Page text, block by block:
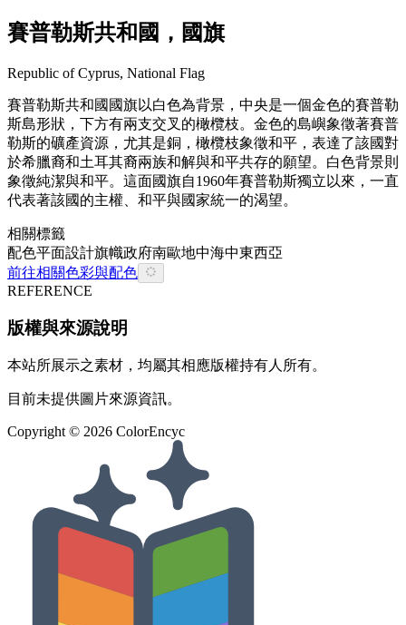
賽普勒斯共和國，國旗
Republic of Cyprus, National Flag
賽普勒斯共和國國旗以白色為背景，中央是一個金色的賽普勒
斯島形狀，下方有兩支交叉的橄欖枝。金色的島嶼象徵著賽普
勒斯的礦產資源，尤其是銅，橄欖枝象徵和平，表達了該國對
於希臘裔和土耳其裔兩族和解與和平共存的願望。白色背景則
象徵純潔與和平。這面國旗自1960年賽普勒斯獨立以來，一直
代表著該國的主權、和平與國家統一的渴望。
相關標籤
配色平面設計旗幟政府南歐地中海中東西亞
前往相關色彩與配色
REFERENCE
版權與來源說明
本站所展示之素材，均屬其相應版權持有人所有。
目前未提供圖片來源資訊。
Copyright © 2026 ColorEncyc